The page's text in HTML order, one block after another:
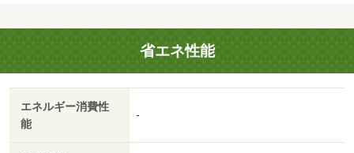
省エネ性能
エネルギー消費性
能
-